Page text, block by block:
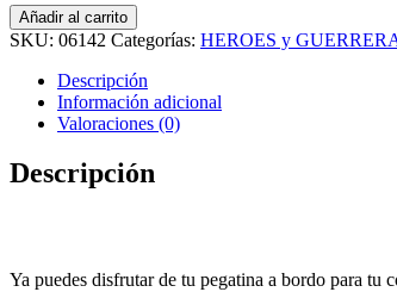
Añadir al carrito
SKU: 06142 Categorías: HEROES y
Descripción
Información adicional
Valoraciones (0)
Descripción
Ya puedes disfrutar de tu pegatina a bordo para tu